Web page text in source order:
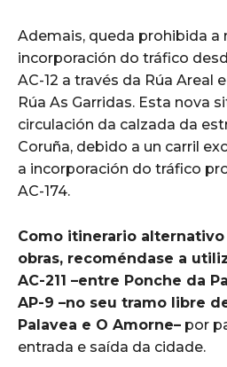
Ademais, queda prohibida a
incorporación do tráfico
AC-12 a través da Rúa Areal
Rúa As Garridas. Esta nova
circulación da calzada da
Coruña, debido a un carril
a incorporación do tráfico
AC-174.
Como itinerario alternativo
obras, recoméndase a
AC-211 –entre Ponche da
AP-9 –no seu tramo libre
Palavea e O Amorne– por
entrada e saída da cidade.